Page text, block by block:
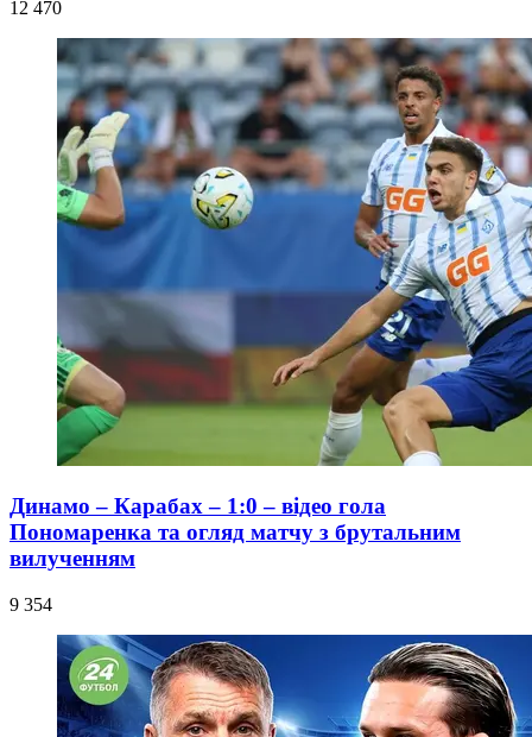
12 470
Динамо – Карабах – 1:0 – відео гола
Пономаренка та огляд матчу з брутальним
вилученням
9 354